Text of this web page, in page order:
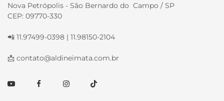
Nova Petrópolis - São Bernardo do Campo / SP
CEP: 09770-330
📲 11.97499-0398 | 11.98150-2104
📩 contato@aldineimata.com.br
YoutubeFacebookInstagramTikTok